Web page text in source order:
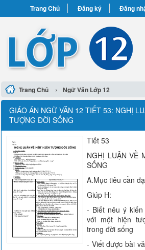
Trang Chủ Đăng ký Đăng
Trang Chủ › Ngữ Văn Lớp 12
GIÁO ÁN NGỮ VĂN 12 TIẾT 53: NGHỊ
TƯỢNG ĐỜI SỐNG
Tiết 53
NGHỊ LUẬN VỀ
SỐNG
A.Mục tiêu cần
Giúp H:
- Biết nêu ý
với một hiện
trong đời sống
- Viết được bài